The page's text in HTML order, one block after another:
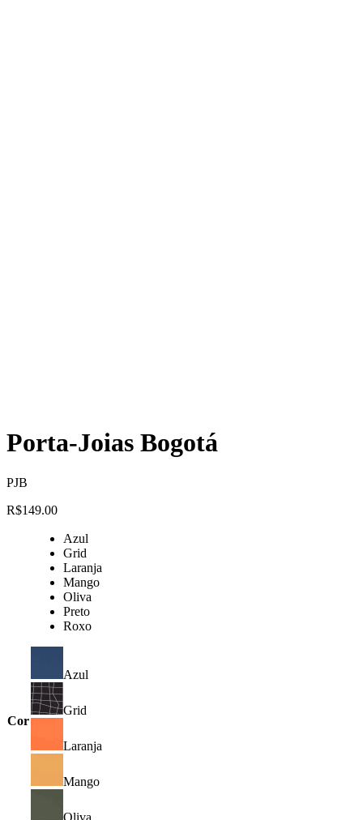
Porta-Joias Bogotá
PJB
R$149.00
Cor
Azul
Grid
Laranja
Mango
Oliva
Preto
Roxo
Azul
Grid
Laranja
Mango
Oliva